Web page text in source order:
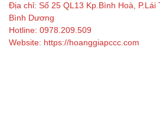
Địa chỉ: Số 25 QL13 Kp.Bình Hoà, P.Lái
Bình Dương
Hotline: 0978.209.509
Website: https://hoanggiapccc.com